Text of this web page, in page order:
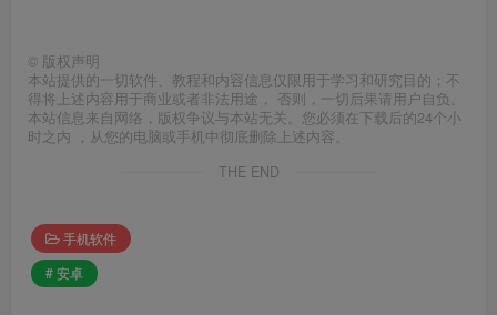
© 版权声明
本站提供的一切软件、教程和内容信息仅限用于学习和研究目的；不
得将上述内容用于商业或者非法用途， 否则，一切后果请用户自负。
本站信息来自网络，版权争议与本站无关。您必须在下载后的24个小
时之内 ，从您的电脑或手机中彻底删除上述内容。
THE END
手机软件
# 安卓